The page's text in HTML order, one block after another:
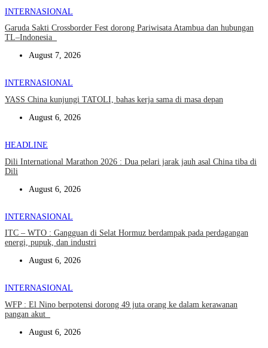
INTERNASIONAL
Garuda Sakti Crossborder Fest dorong Pariwisata Atambua dan hubungan
TL–Indonesia
August 7, 2026
INTERNASIONAL
YASS China kunjungi TATOLI, bahas kerja sama di masa depan
August 6, 2026
HEADLINE
Dili International Marathon 2026 : Dua pelari jarak jauh asal China tiba di
Dili
August 6, 2026
INTERNASIONAL
ITC – WTO : Gangguan di Selat Hormuz berdampak pada perdagangan
energi, pupuk, dan industri
August 6, 2026
INTERNASIONAL
WFP : El Nino berpotensi dorong 49 juta orang ke dalam kerawanan
pangan akut
August 6, 2026